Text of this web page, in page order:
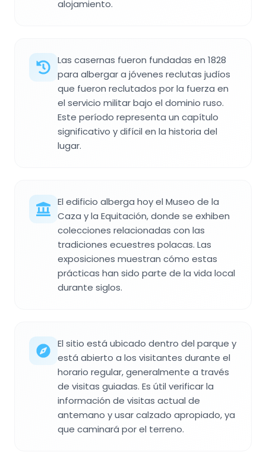
alojamiento.
Las casernas fueron fundadas en 1828
para albergar a jóvenes reclutas judíos
que fueron reclutados por la fuerza en
el servicio militar bajo el dominio ruso.
Este período representa un capítulo
significativo y difícil en la historia del
lugar.
El edificio alberga hoy el Museo de la
Caza y la Equitación, donde se exhiben
colecciones relacionadas con las
tradiciones ecuestres polacas. Las
exposiciones muestran cómo estas
prácticas han sido parte de la vida local
durante siglos.
El sitio está ubicado dentro del parque y
está abierto a los visitantes durante el
horario regular, generalmente a través
de visitas guiadas. Es útil verificar la
información de visitas actual de
antemano y usar calzado apropiado, ya
que caminará por el terreno.